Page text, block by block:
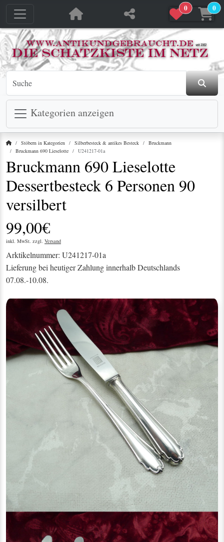
0 0
Kategorien anzeigen
StartseiteStöbern in Kategorien Silberbesteck & antikes Besteck
Bruckmann
Bruckmann 690 Lieselotte
U241217-01a
Bruckmann 690 Lieselotte
Dessertbesteck 6 Personen 90
versilbert
99,00€
inkl. MwSt. zzgl. Versand
Arktikelnummer: U241217-01a
Lieferung bei heutiger Zahlung innerhalb Deutschlands
07.08.-10.08.
jetzt in den Warenkorb
jetzt in den Warenkorb